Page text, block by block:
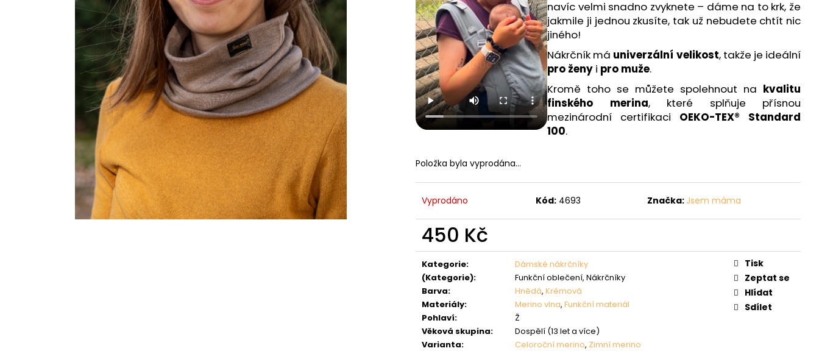
navíc velmi snadno zvyknete – dáme na to krk, že
jakmile ji jednou zkusíte, tak už nebudete chtít nic
jiného!
Nákrčník má univerzální velikost, takže je ideální
pro ženy i pro muže.
Kromě toho se můžete spolehnout na kvalitu
finského merina, které splňuje přísnou
mezinárodní certifikaci OEKO-TEX® Standard
100.
Položka byla vyprodána…
Vyprodáno Kód: 4693 Značka: Jsem máma
450 Kč
Měrná
cena:
Kategorie:
Dámské nákrčníky
(Kategorie):
Funkční oblečení, Nákrčníky
Barva: Hnědá, Krémová
Materiály: Merino vlna, Funkční materiál
Pohlaví:
Ž
Věková skupina:
Dospělí (13 let a více)
Varianta: Celoroční merino, Zimní merino
Tisk
Zeptat se
Hlídat
Sdílet